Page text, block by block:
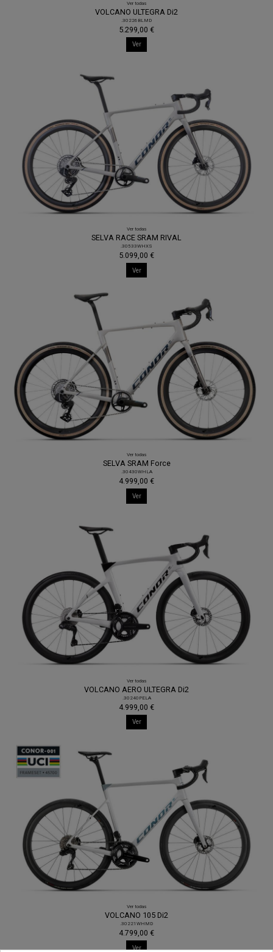
Ver todas
VOLCANO ULTEGRA Di2
.30226BLMD
5.299,00 €
Ver
Ver todas
SELVA RACE SRAM RIVAL
.30533WHXS
5.099,00 €
Ver
Ver todas
SELVA SRAM Force
.30430WHLA
4.999,00 €
Ver
Ver todas
VOLCANO AERO ULTEGRA Di2
.30240PELA
4.999,00 €
Ver
Ver todas
VOLCANO 105 Di2
.30221WHMD
4.799,00 €
Ver